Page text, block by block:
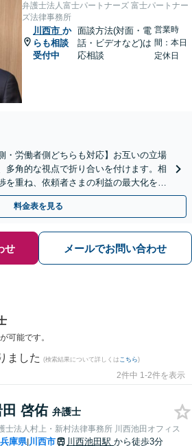
弁護士法人富士パートナーズ 富士パートナー
ズ法律事務所
川西市 か
らも相談
受付中
面談方法(対面・電
話・ビデオなど)は
応相談
営業時
間：本日
定休日
・労働者側どちらも対応】お互いの立場
多角的な視点で折り合いを付けます。相
を重ね、依頼者さまの利益の最大化を目
賠償請求／未払い残業代請求」
料金表を見る
せ メールでお問い合わせ
可能です。
ました (検索結果について詳しくは こちら)
2件中 1-2件を表示
田 啓佑 弁護士
士法人村上・新村法律事務所 川西池田オフィス
兵庫県|川西市 川西池田駅 から徒歩3分